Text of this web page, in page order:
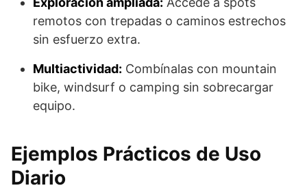
remotos con trepadas o caminos estrechos
sin esfuerzo extra.
Multiactividad: Combínalas con mountain
bike, windsurf o camping sin sobrecargar
equipo.
Ejemplos Prácticos de Uso
Diario